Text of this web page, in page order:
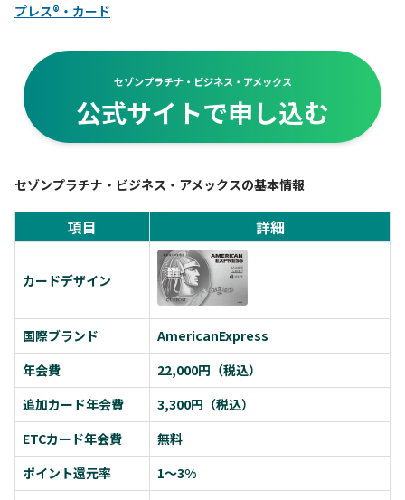
プレス®・カード
セゾンプラチナ・ビジネス・アメックス
公式サイトで申し込む
セゾンプラチナ・ビジネス・アメックスの基本情報
項目 詳細
カードデザイン
国際ブランド
AmericanExpress
年会費
22,000円（税込）
追加カード年会費
3,300円（税込）
ETCカード年会費
無料
ポイント還元率
1〜3%